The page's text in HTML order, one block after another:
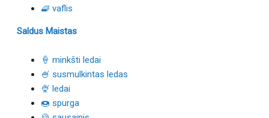
🧇 vaflis
Saldus Maistas
🍦 minkšti ledai
🍧 susmulkintas ledas
🍨 ledai
🍩 spurga